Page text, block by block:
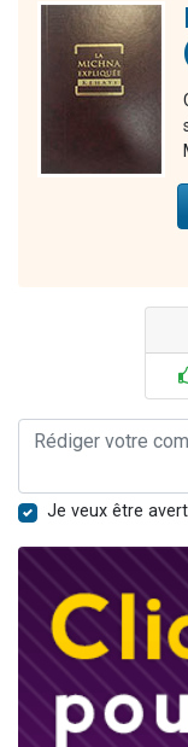
Je veux être